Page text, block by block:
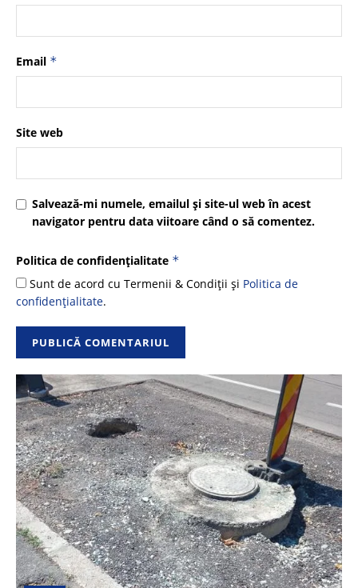
Email *
Site web
Salvează-mi numele, emailul și site-ul web în acest
navigator pentru data viitoare când o să comentez.
Politica de confidențialitate *
Sunt de acord cu Termenii & Condiții și Politica de
confidențialitate.